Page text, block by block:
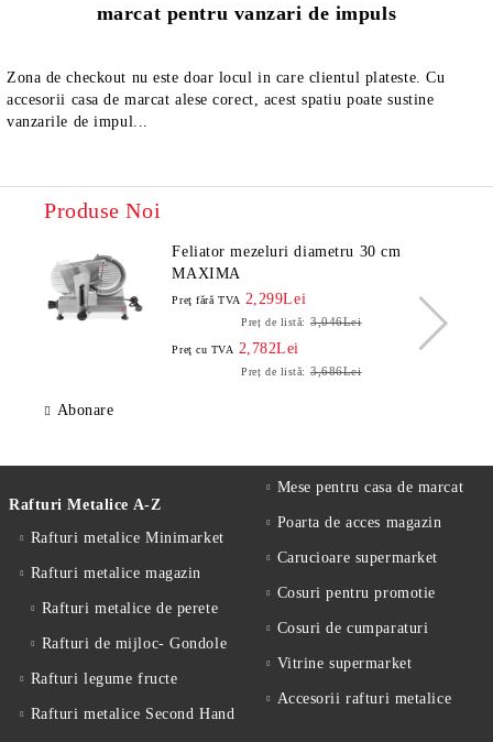
marcat pentru vanzari de impuls
Zona de checkout nu este doar locul in care clientul plateste. Cu
accesorii casa de marcat alese corect, acest spatiu poate sustine
vanzarile de impul...
Produse Noi
Feliator mezeluri diametru 30 cm
MAXIMA
Preţ fără TVA 2,299Lei
Preț de listă: 3,046Lei
Preţ cu TVA 2,782Lei
Preț de listă: 3,686Lei
Abonare
Rafturi Metalice A-Z
Rafturi metalice Minimarket
Rafturi metalice magazin
Rafturi metalice de perete
Rafturi de mijloc- Gondole
Rafturi legume fructe
Rafturi metalice Second Hand
Mese pentru casa de marcat
Poarta de acces magazin
Carucioare supermarket
Cosuri pentru promotie
Cosuri de cumparaturi
Vitrine supermarket
Accesorii rafturi metalice